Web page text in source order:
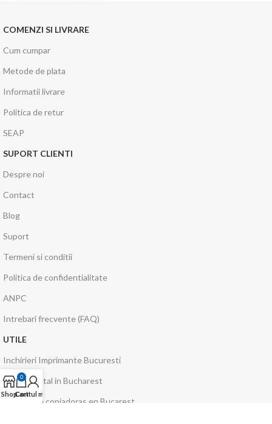
COMENZI SI LIVRARE
Cum cumpar
Metode de plata
Informatii livrare
Politica de retur
SEAP
SUPORT CLIENTI
Despre noi
Contact
Blog
Suport
Termeni si conditii
Politica de confidentialitate
ANPC
Intrebari frecvente (FAQ)
UTILE
Inchirieri Imprimante Bucuresti
Copier rental in Bucharest
Alquiler de copiadoras en Bucarest
Shop
0
Cart
Contul meu